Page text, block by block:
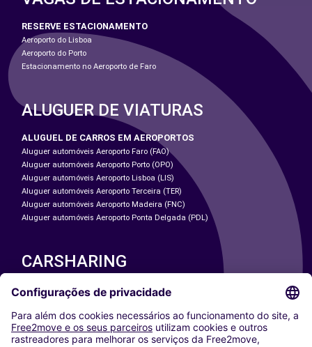
RESERVE ESTACIONAMENTO
Aeroporto do Lisboa
Aeroporto do Porto
Estacionamento no Aeroporto de Faro
ALUGUER DE VIATURAS
ALUGUEL DE CARROS EM AEROPORTOS
Aluguer automóveis Aeroporto Faro (FAO)
Aluguer automóveis Aeroporto Porto (OPO)
Aluguer automóveis Aeroporto Lisboa (LIS)
Aluguer automóveis Aeroporto Terceira (TER)
Aluguer automóveis Aeroporto Madeira (FNC)
Aluguer automóveis Aeroporto Ponta Delgada (PDL)
CARSHARING
NOSSAS CIDADES
Washington DC
Milan
Rome